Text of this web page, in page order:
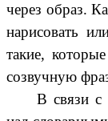
через образ.
нарисовать
такие,
созвучную
В связи с